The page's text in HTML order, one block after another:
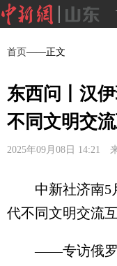
首页——正文
东西问丨汉
不同文明交
2025年09月08日 14:21
中新社济南5月
代不同文明交流
——专访俄罗斯